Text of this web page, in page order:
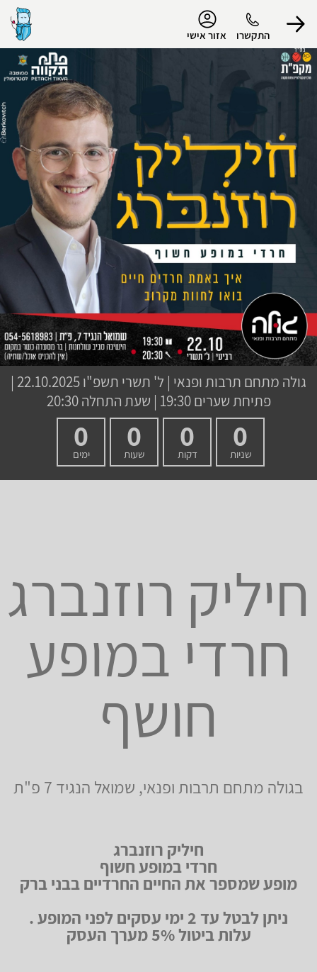
התקשרו אזור אישי
הפרופיל שלי
התנתק
גולה מתחם תרבות ופנאי | ל' תשרי תשפ"ו
22.10.2025 |
פתיחת שערים 19:30 | שעת התחלה 20:30
0
שניות
0
דקות
0
שעות
0
ימים
חיליק רוזנברג
חרדי במופע
חושף
בגולה מתחם תרבות ופנאי, שמואל הנגיד 7 פ"ת
חיליק רוזנברג
חרדי במופע חשוף
מופע שמספר את החיים החרדיים בבני ברק
ניתן לבטל עד 2 ימי עסקים לפני המופע .
עלות ביטול 5% מערך העסק